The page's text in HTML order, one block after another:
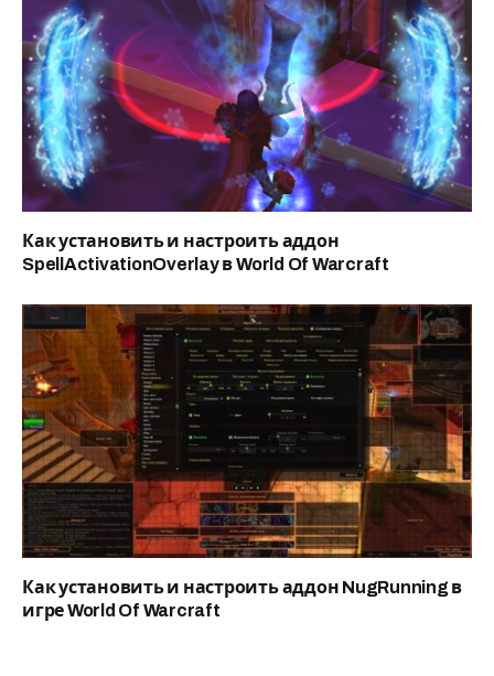
Как установить и настроить аддон
SpellActivationOverlay в World Of Warcraft
Как установить и настроить аддон NugRunning в
игре World Of Warcraft